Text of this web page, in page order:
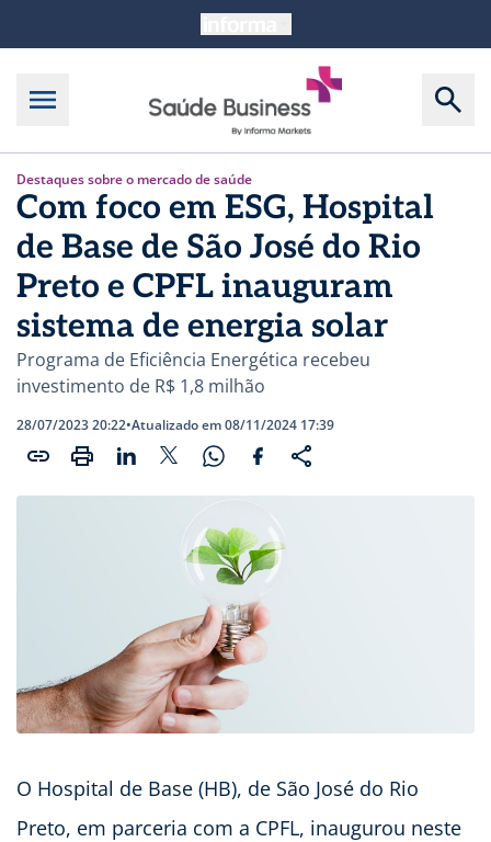
Destaques sobre o mercado de saúde
Com foco em ESG, Hospital
de Base de São José do Rio
Preto e CPFL inauguram
sistema de energia solar
Programa de Eficiência Energética recebeu
investimento de R$ 1,8 milhão
28/07/2023 20:22•Atualizado em 08/11/2024 17:39
O Hospital de Base (HB), de São José do Rio
Preto, em parceria com a CPFL, inaugurou neste